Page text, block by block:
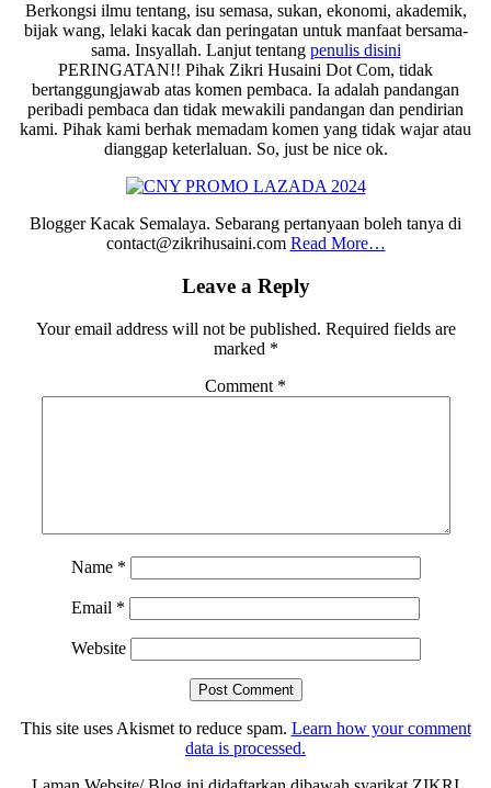
Berkongsi ilmu tentang, isu semasa, sukan, ekonomi, akademik,
bijak wang, lelaki kacak dan peringatan untuk manfaat bersama-
sama. Insyallah. Lanjut tentang penulis disini
PERINGATAN!! Pihak Zikri Husaini Dot Com, tidak
bertanggungjawab atas komen pembaca. Ia adalah pandangan
peribadi pembaca dan tidak mewakili pandangan dan pendirian
kami. Pihak kami berhak memadam komen yang tidak wajar atau
dianggap keterlaluan. So, just be nice ok.
Blogger Kacak Semalaya. Sebarang pertanyaan boleh tanya di
contact@zikrihusaini.com Read More…
Leave a Reply
Your email address will not be published. Required fields are
marked *
Comment *
Name *
Email *
Website
This site uses Akismet to reduce spam. Learn how your comment
data is processed.